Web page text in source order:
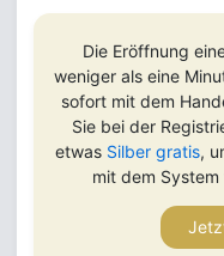
Die Eröffnung
weniger als eine
sofort mit dem
Sie bei der
etwas Silber gratis,
mit dem